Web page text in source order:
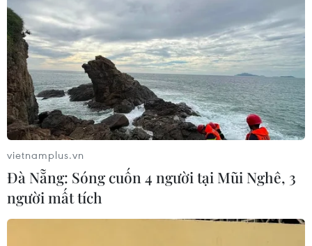
vietnamplus.vn
Đà Nẵng: Sóng cuốn 4 người tại Mũi Nghê, 3
người mất tích